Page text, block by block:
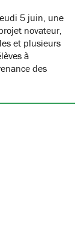
5 juin, une
novateur,
et plusieurs
à
des